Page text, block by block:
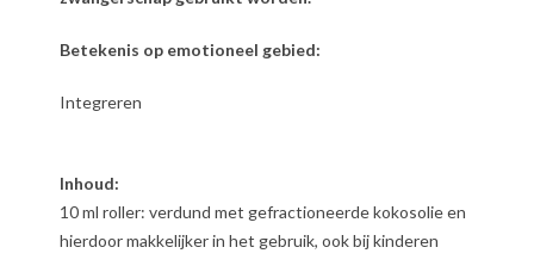
Betekenis op emotioneel gebied:
Integreren
Inhoud:
10 ml roller: verdund met gefractioneerde kokosolie en
hierdoor makkelijker in het gebruik, ook bij kinderen